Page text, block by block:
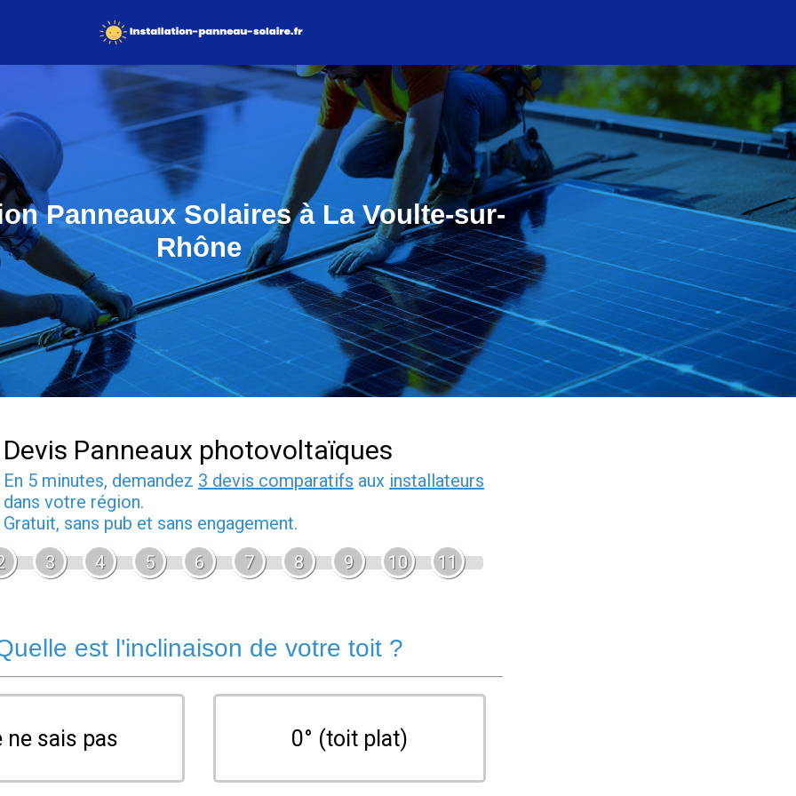
Panneaux Solaires à La Voulte-sur-
Rhône
Devis Panneaux photovoltaïques
En 5 minutes, demandez 3 devis comparatifs aux installateurs
dans votre région.
Gratuit, sans pub et sans engagement.
3 4 5 6 7 8 9 10 11
est l'inclinaison de votre toit ?
ne sais pas 0° (toit plat)